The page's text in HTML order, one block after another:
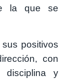
la que se
positivos
con
disciplina y